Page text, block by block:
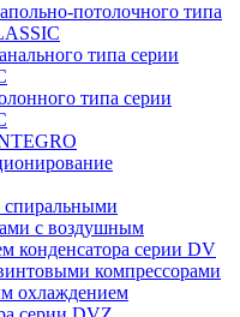
потолочного типа
типа серии
типа серии
с воздушным
конденсатора серии DV
компрессорами
охлаждением